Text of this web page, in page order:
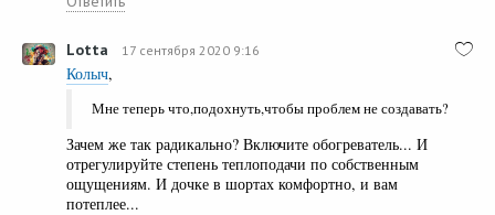
Lotta 17 сентября 2020 9:16
Колыч,
Мне теперь что,подохнуть,чтобы проблем не создавать?
Зачем же так радикально? Включите обогреватель... И
отрегулируйте степень теплоподачи по собственным
ощущениям. И дочке в шортах комфортно, и вам
потеплее...